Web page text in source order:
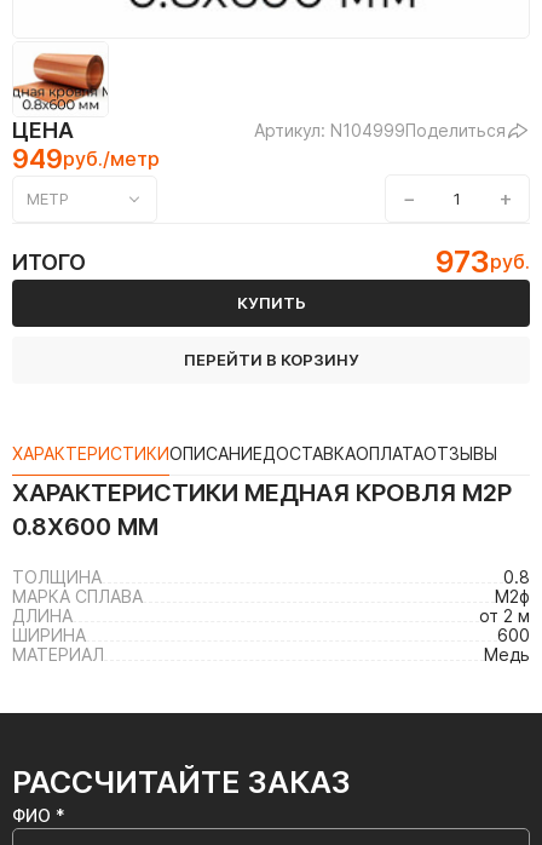
ЦЕНА Артикул: N104999Поделиться
949руб./метр
МЕТР − +
ИТОГО 973руб.
КУПИТЬ
ПЕРЕЙТИ В КОРЗИНУ
ХАРАКТЕРИСТИКИОПИСАНИЕДОСТАВКАОПЛАТАОТЗЫВЫ
ХАРАКТЕРИСТИКИ МЕДНАЯ КРОВЛЯ М2Р
0.8Х600 ММ
ТОЛЩИНА
0.8
МАРКА СПЛАВА
М2ф
ДЛИНА
от 2 м
ШИРИНА
600
МАТЕРИАЛ
Медь
РАССЧИТАЙТЕ ЗАКАЗ
ФИО *